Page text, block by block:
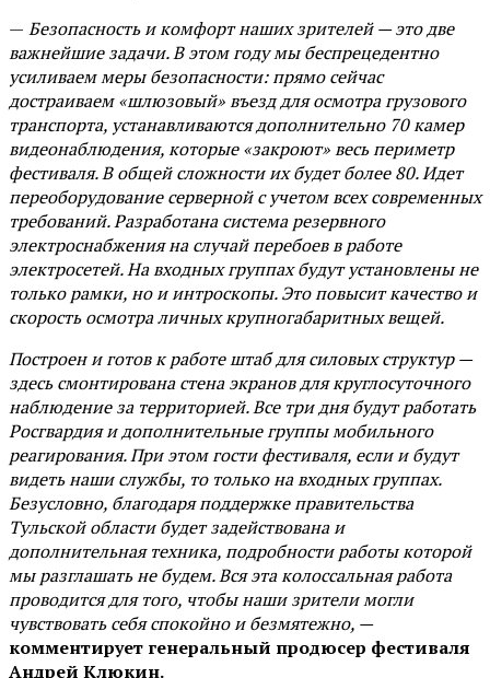
— Безопасность и комфорт наших зрителей — это две
важнейшие задачи. В этом году мы беспрецедентно
усиливаем меры безопасности: прямо сейчас
достраиваем «шлюзовый» въезд для осмотра грузового
транспорта, устанавливаются дополнительно 70 камер
видеонаблюдения, которые «закроют» весь периметр
фестиваля. В общей сложности их будет более 80. Идет
переоборудование серверной с учетом всех современных
требований. Разработана система резервного
электроснабжения на случай перебоев в работе
электросетей. На входных группах будут установлены не
только рамки, но и интроскопы. Это повысит качество и
скорость осмотра личных крупногабаритных вещей.
Построен и готов к работе штаб для силовых структур —
здесь смонтирована стена экранов для круглосуточного
наблюдение за территорией. Все три дня будут работать
Росгвардия и дополнительные группы мобильного
реагирования. При этом гости фестиваля, если и будут
видеть наши службы, то только на входных группах.
Безусловно, благодаря поддержке правительства
Тульской области будет задействована и
дополнительная техника, подробности работы которой
мы разглашать не будем. Вся эта колоссальная работа
проводится для того, чтобы наши зрители могли
чувствовать себя спокойно и безмятежно, —
комментирует генеральный продюсер фестиваля
Андрей Клюкин.